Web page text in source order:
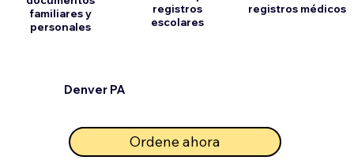
Denver PA
familiares y
personales
registros
escolares
Ordene ahora
registros médicos